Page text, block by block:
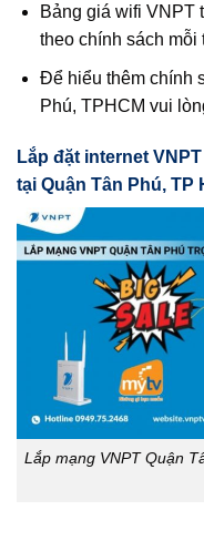
Bảng giá wifi VNPT
theo chính sách mỗi
Để hiểu thêm chính
Phú, TPHCM vui
Lắp đặt internet
tại Quận Tân Phú, TP
Lắp mạng VNPT Quận